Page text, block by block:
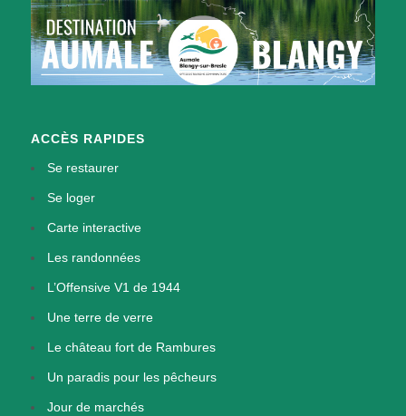
ACCÈS RAPIDES
Se restaurer
Se loger
Carte interactive
Les randonnées
L’Offensive V1 de 1944
Une terre de verre
Le château fort de Rambures
Un paradis pour les pêcheurs
Jour de marchés